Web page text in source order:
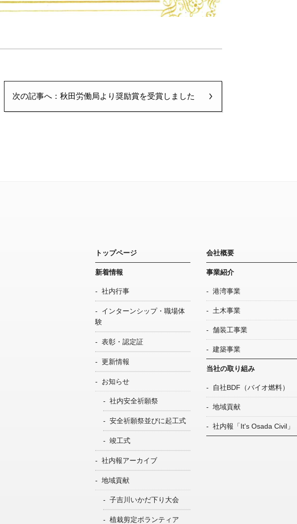
次の記事へ：秋田労働局より奨励賞を受賞しました
トップページ
新着情報
社内行事
インターンシップ・職場体
験
表彰・認定証
更新情報
お知らせ
社内安全祈願祭
安全祈願祭並びに起工式
竣工式
社内報アーカイブ
地域貢献
子吉川いかだ下り大会
植栽剪定ボランティア
会社概要
事業紹介
港湾事業
土木事業
舗装工事業
建築事業
当社の取り組み
自社BDF（バイオ燃料）
地域貢献
社内報「It's Osada Civil」